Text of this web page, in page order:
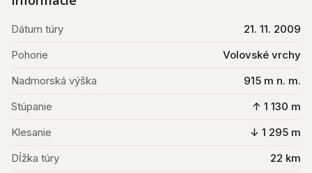
Dátum túry
21. 11. 2009
Pohorie
Volovské vrchy
Nadmorská výška
915 m n. m.
Stúpanie
↑ 1 130 m
Klesanie
↓ 1 295 m
Dĺžka túry
22 km